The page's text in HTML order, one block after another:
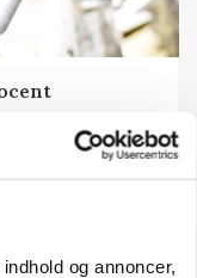
og annoncer,